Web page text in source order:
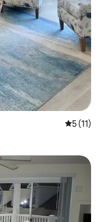
5 de uma
5 (11)